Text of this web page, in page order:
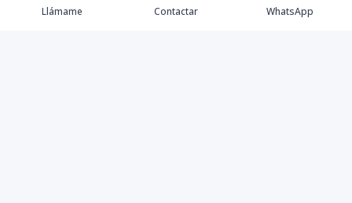
Llámame Contactar WhatsApp